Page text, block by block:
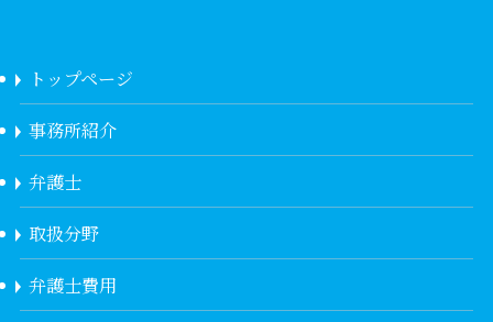
トップページ
事務所紹介
弁護士
取扱分野
弁護士費用